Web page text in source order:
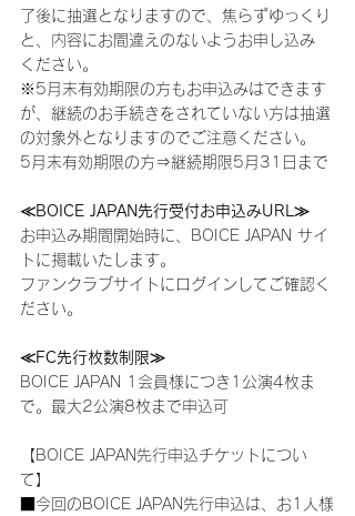
了後に抽選となりますので、焦らずゆっくり
と、内容にお間違えのないようお申し込み
ください。
※5月末有効期限の方もお申込みはできます
が、継続のお手続きをされていない方は抽選
の対象外となりますのでご注意ください。
5月末有効期限の方⇒継続期限5月31日まで
≪BOICE JAPAN先行受付お申込みURL≫
お申込み期間開始時に、BOICE JAPAN サイ
トに掲載いたします。
ファンクラブサイトにログインしてご確認く
ださい。
≪FC先行枚数制限≫
BOICE JAPAN 1会員様につき1公演4枚ま
で。最大2公演8枚まで申込可
【BOICE JAPAN先行申込チケットについ
て】
■今回のBOICE JAPAN先行申込は、お1人様